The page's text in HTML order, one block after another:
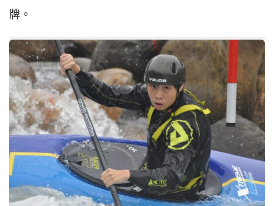
牌。